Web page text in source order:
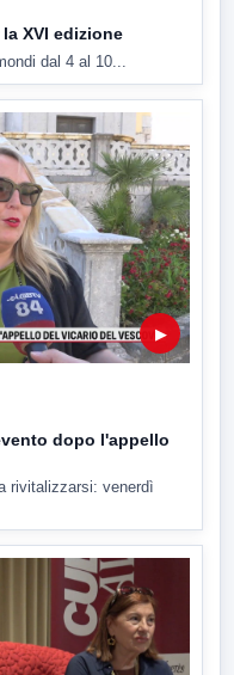
XVI edizione
dal 4 al 10...
▶
dopo l'appello
rivitalizzarsi: venerdì